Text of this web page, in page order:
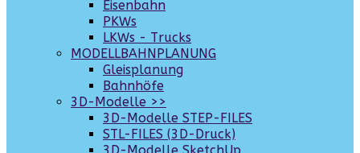
Eisenbahn
PKWs
LKWs - Trucks
MODELLBAHNPLANUNG
Gleisplanung
Bahnhöfe
3D-Modelle >>
3D-Modelle STEP-FILES
STL-FILES (3D-Druck)